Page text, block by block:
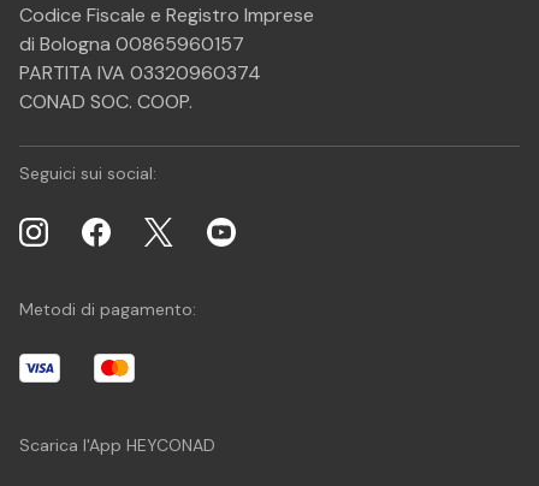
Codice Fiscale e Registro Imprese
di Bologna 00865960157
PARTITA IVA 03320960374
CONAD SOC. COOP.
Seguici sui social:
Metodi di pagamento:
Scarica l'App HEYCONAD